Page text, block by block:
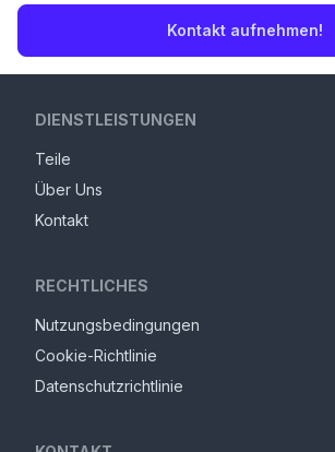
Kontakt aufnehmen!
DIENSTLEISTUNGEN
Teile
Über Uns
Kontakt
RECHTLICHES
Nutzungsbedingungen
Cookie-Richtlinie
Datenschutzrichtlinie